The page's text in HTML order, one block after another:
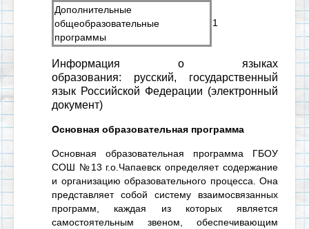
Дополнительные
общеобразовательные
программы
1
Информация о языках
образования: русский, государственный
язык Российской Федерации (электронный
документ)
Основная образовательная программа
Основная образовательная программа ГБОУ
СОШ №13 г.о.Чапаевск определяет содержание
и организацию образовательного процесса. Она
представляет собой систему взаимосвязанных
программ, каждая из которых является
самостоятельным звеном, обеспечивающим